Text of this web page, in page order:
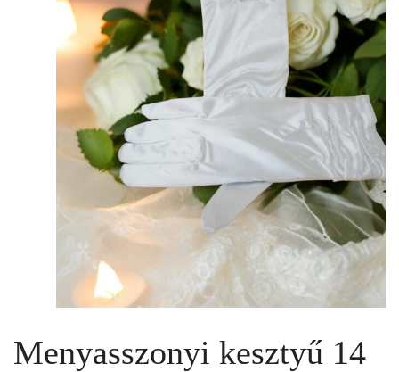
Menyasszonyi kesztyű 14